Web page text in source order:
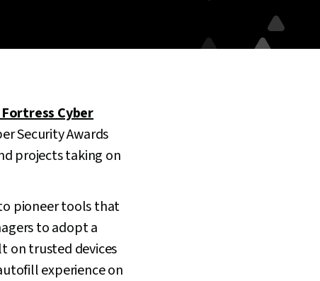
Cyber
Security Awards
projects taking on
pioneer tools that
to adopt a
on trusted devices
experience on